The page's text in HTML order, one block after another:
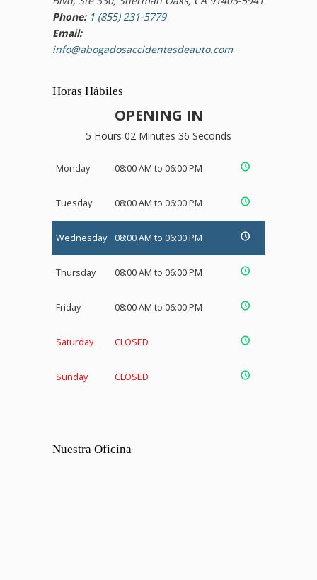
Phone: 1 (855) 231-5779
Email:
info@abogadosaccidentesdeauto.com
Horas Hábiles
OPENING IN
5 Hours 02 Minutes 36 Seconds
Monday 08:00 AM to 06:00 PM
Tuesday 08:00 AM to 06:00 PM
Wednesday 08:00 AM to 06:00 PM
Thursday 08:00 AM to 06:00 PM
Friday 08:00 AM to 06:00 PM
Saturday CLOSED
Sunday CLOSED
Nuestra Oficina